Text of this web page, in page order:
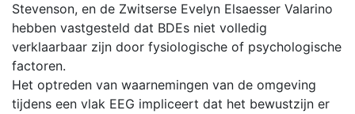
Stevenson, en de Zwitserse Evelyn Elsaesser Valarino
hebben vastgesteld dat BDEs niet volledig
verklaarbaar zijn door fysiologische of psychologische
factoren.
Het optreden van waarnemingen van de omgeving
tijdens een vlak EEG impliceert dat het bewustzijn er